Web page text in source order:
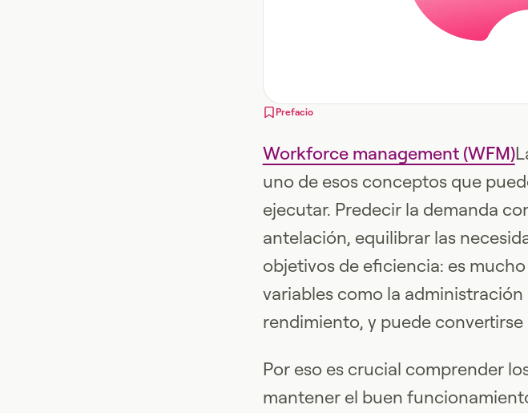
Prefacio
Workforce management (WFM)
uno de esos conceptos que
ejecutar. Predecir la demanda
antelación, equilibrar las
objetivos de eficiencia: es
variables como la
rendimiento, y puede
Por eso es crucial comprender
mantener el buen